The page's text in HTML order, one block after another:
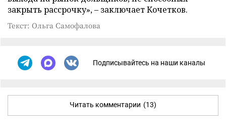
закрыть рассрочку», – заключает Кочетков.
Текст: Ольга Самофалова
Подписывайтесь на наши каналы
Читать комментарии (13)